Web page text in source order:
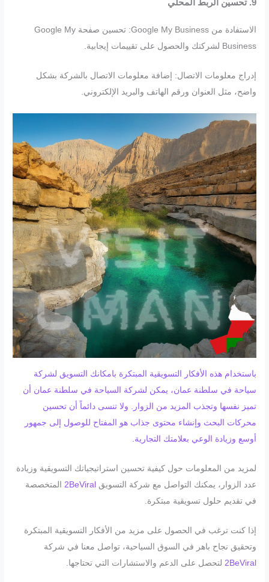
9. تحسين الربط المحلي
الاستفادة من Google My Business: تحسين صفحة Google My
Business لشركتك والحصول على تقييمات إيجابية.
إدراج معلومات الاتصال: إضافة معلومات الاتصال بالشركة بشكل
واضح، مثل العنوان ورقم الهاتف والبريد الإلكتروني.
باستخدام هذه الأفكار التسويقية المبتكرة بامكانك التسويق لشركة
سياحة في سلطنة عمان، يمكن لشركة السياحة في سلطنة عمان أن
تميز نفسها وتجذب المزيد من الزوار. ولا تنسى دائماً أن تحسين
محركات البحث وإنشاء محتوى جذاب هو المفتاح للوصول إلى جمهور
أوسع وزيادة الوعي بعلامتك التجارية.
لمزيد من المعلومات حول كيفية تحسين استراتيجياتك التسويقية وزيادة
عدد الزوار، يمكنك التواصل مع شركة التسويق 2BeViral المتخصصة
في تقديم حلول تسويقية مبتكرة.
إذا كنت ترغب في الحصول على مزيد من الأفكار التسويقية المبتكرة
وتحقيق نجاح باهر في السوق السياحية، تواصل معنا في شركة
2BeViral لتحصل على الدعم والاستشارات التي تحتاجها.